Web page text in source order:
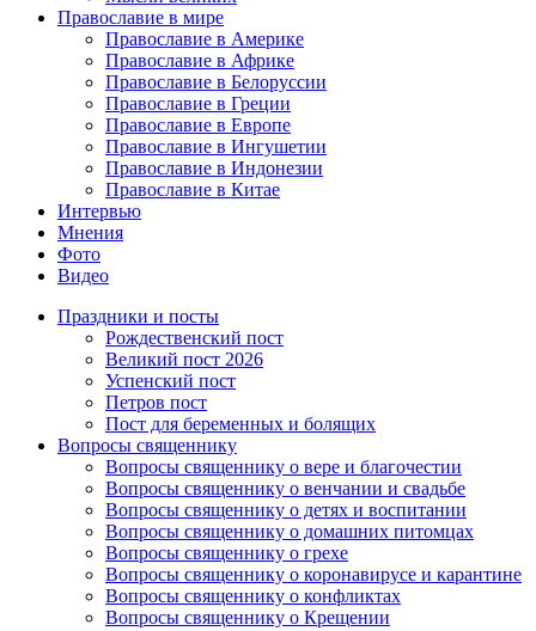
Православие в мире
Православие в Америке
Православие в Африке
Православие в Белоруссии
Православие в Греции
Православие в Европе
Православие в Ингушетии
Православие в Индонезии
Православие в Китае
Интервью
Мнения
Фото
Видео
Праздники и посты
Рождественский пост
Великий пост 2026
Успенский пост
Петров пост
Пост для беременных и болящих
Вопросы священнику
Вопросы священнику о вере и благочестии
Вопросы священнику о венчании и свадьбе
Вопросы священнику о детях и воспитании
Вопросы священнику о домашних питомцах
Вопросы священнику о грехе
Вопросы священнику о коронавирусе и карантине
Вопросы священнику о конфликтах
Вопросы священнику о Крещении